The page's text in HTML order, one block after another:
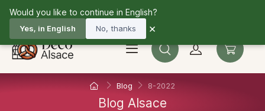
Would you like to continue in English?
Yes, in English No, thanks ×
03 67 10 33 36
Blog 8-2022
Blog Alsace